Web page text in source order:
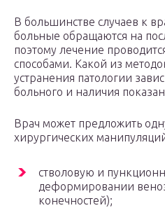
В большинстве случаев к
больные обращаются на
поэтому лечение
способами. Какой из
устранения патологии
больного и наличия
Врач может предложить
хирургических
стволовую и
деформировании
конечностей);